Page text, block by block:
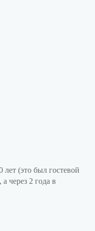
(это был гостевой
через 2 года в